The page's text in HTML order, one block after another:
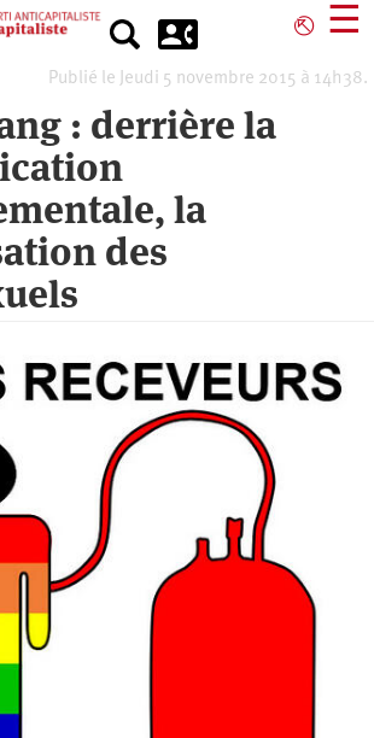
⎋ ☰
Publié le Jeudi 5 novembre 2015 à 14h38.
: derrière la
la
des